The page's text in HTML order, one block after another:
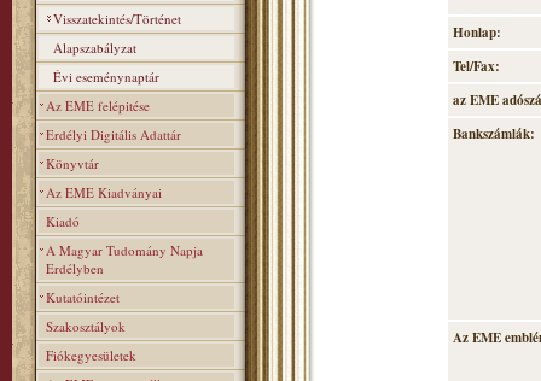
Visszatekintés/Történet
Alapszabályzat
Évi eseménynaptár
Az EME felépitése
Erdélyi Digitális Adattár
Könyvtár
Az EME Kiadványai
Kiadó
A Magyar Tudomány Napja
Erdélyben
Kutatóintézet
Szakosztályok
Fiókegyesületek
Honlap:
Tel/Fax:
az EME
Bankszámlák:
Az EME